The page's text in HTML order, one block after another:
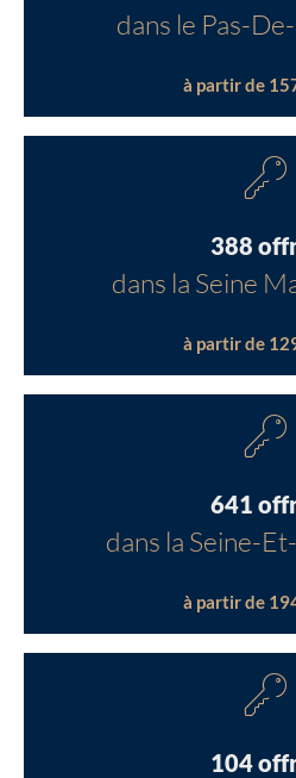
dans le Pas-
à partir de
388
dans la Seine
à partir de
641
dans la Seine-
à partir de
104